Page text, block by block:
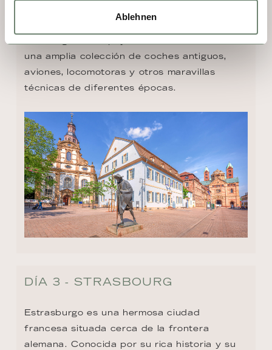
Ablehnen
una amplia colección de coches antiguos,
aviones, locomotoras y otros maravillas
técnicas de diferentes épocas.
DÍA 3 - STRASBOURG
Estrasburgo es una hermosa ciudad
francesa situada cerca de la frontera
alemana. Conocida por su rica historia y su